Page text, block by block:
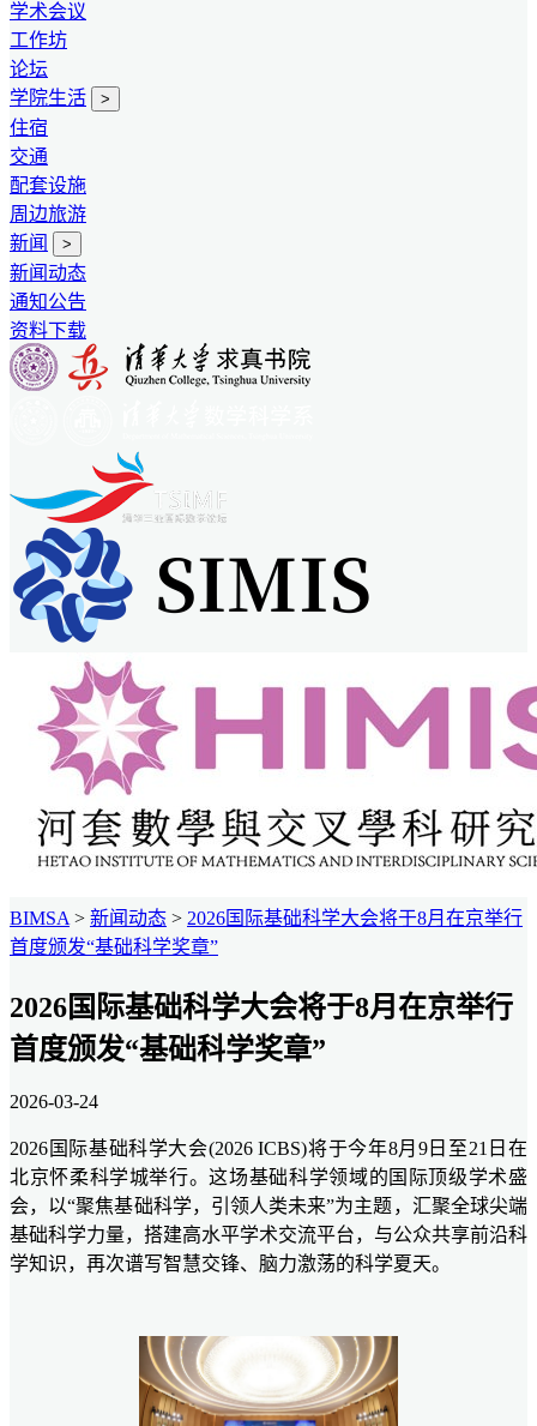
学术会议
工作坊
论坛
学院生活
>
住宿
交通
配套设施
周边旅游
新闻
>
新闻动态
通知公告
资料下载
BIMSA > 新闻动态 > 2026国际基础科学大会将于8月在京举行
首度颁发“基础科学奖章”
2026国际基础科学大会将于8月在京举行
首度颁发“基础科学奖章”
2026-03-24
2026国际基础科学大会(2026 ICBS)将于今年8月9日至21日在
北京怀柔科学城举行。这场基础科学领域的国际顶级学术盛
会，以“聚焦基础科学，引领人类未来”为主题，汇聚全球尖端
基础科学力量，搭建高水平学术交流平台，与公众共享前沿科
学知识，再次谱写智慧交锋、脑力激荡的科学夏天。